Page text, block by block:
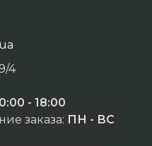
4
- 18:00
заказа: ПН - ВС